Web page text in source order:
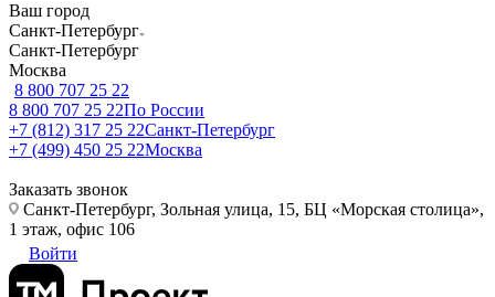
Ваш город
Санкт-Петербург
Санкт-Петербург
Москва
8 800 707 25 22
8 800 707 25 22По России
+7 (812) 317 25 22Санкт-Петербург
+7 (499) 450 25 22Москва
Заказать звонок
Санкт-Петербург, Зольная улица, 15, БЦ «Морская столица»,
1 этаж, офис 106
Войти